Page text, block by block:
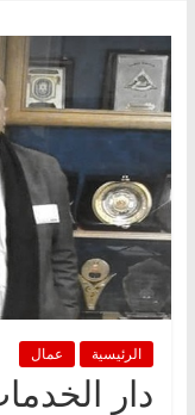
الرئيسية عمال
دار